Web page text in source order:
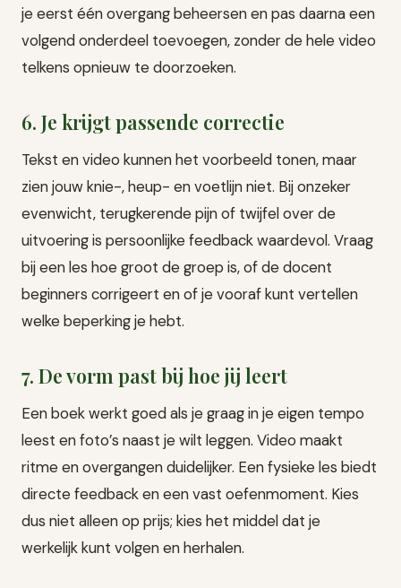
je eerst één overgang beheersen en pas daarna een
volgend onderdeel toevoegen, zonder de hele video
telkens opnieuw te doorzoeken.
6. Je krijgt passende correctie
Tekst en video kunnen het voorbeeld tonen, maar
zien jouw knie-, heup- en voetlijn niet. Bij onzeker
evenwicht, terugkerende pijn of twijfel over de
uitvoering is persoonlijke feedback waardevol. Vraag
bij een les hoe groot de groep is, of de docent
beginners corrigeert en of je vooraf kunt vertellen
welke beperking je hebt.
7. De vorm past bij hoe jij leert
Een boek werkt goed als je graag in je eigen tempo
leest en foto’s naast je wilt leggen. Video maakt
ritme en overgangen duidelijker. Een fysieke les biedt
directe feedback en een vast oefenmoment. Kies
dus niet alleen op prijs; kies het middel dat je
werkelijk kunt volgen en herhalen.